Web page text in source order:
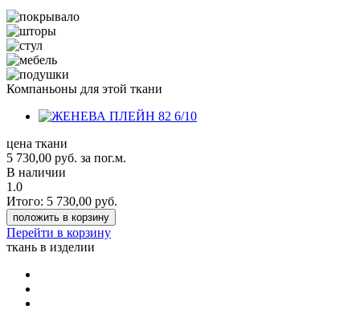
Компаньоны для этой ткани
цена ткани
5 730,00 руб. за пог.м.
В наличии
1.0
Итого: 5 730,00 руб.
положить в корзину
Перейти в корзину
ткань в изделии